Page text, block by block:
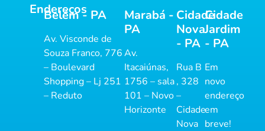
Endereços
Belém - PA
Av. Visconde de
Souza Franco, 776
– Boulevard
Shopping – Lj 251
– Reduto
Marabá -
PA
Av.
Itacaiúnas,
1756 – sala
101 – Novo
Horizonte
Cidade
Nova
- PA
Rua B
, 328
–
Cidade
Nova
Cidade
Jardim
- PA
Em
novo
endereço
em
breve!